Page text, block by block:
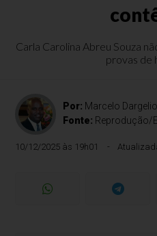
Carla Carolina Abreu Souza
provas de
Por: Marcelo Dargelio
Fonte: Reprodução/
10/12/2025 às 19h01